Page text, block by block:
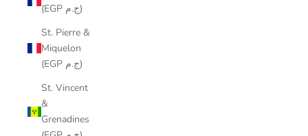
(EGP ج.م)
St. Pierre &
Miquelon
(EGP ج.م)
St. Vincent
&
Grenadines